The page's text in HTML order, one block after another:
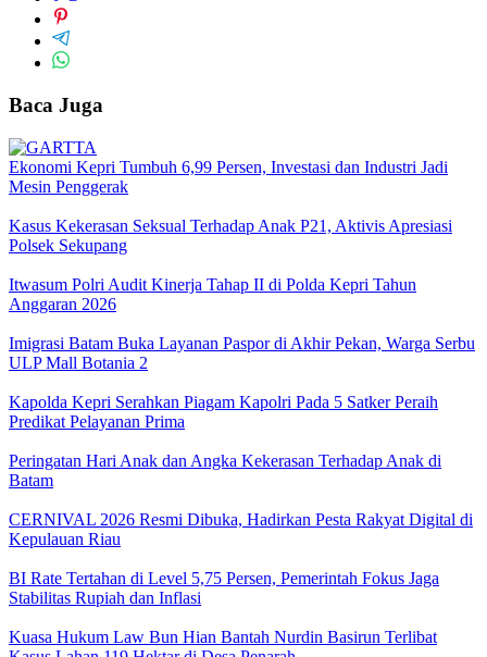
Baca Juga
Ekonomi Kepri Tumbuh 6,99 Persen, Investasi dan Industri Jadi
Mesin Penggerak
Kasus Kekerasan Seksual Terhadap Anak P21, Aktivis Apresiasi
Polsek Sekupang
Itwasum Polri Audit Kinerja Tahap II di Polda Kepri Tahun
Anggaran 2026
Imigrasi Batam Buka Layanan Paspor di Akhir Pekan, Warga Serbu
ULP Mall Botania 2
Kapolda Kepri Serahkan Piagam Kapolri Pada 5 Satker Peraih
Predikat Pelayanan Prima
Peringatan Hari Anak dan Angka Kekerasan Terhadap Anak di
Batam
CERNIVAL 2026 Resmi Dibuka, Hadirkan Pesta Rakyat Digital di
Kepulauan Riau
BI Rate Tertahan di Level 5,75 Persen, Pemerintah Fokus Jaga
Stabilitas Rupiah dan Inflasi
Kuasa Hukum Law Bun Hian Bantah Nurdin Basirun Terlibat